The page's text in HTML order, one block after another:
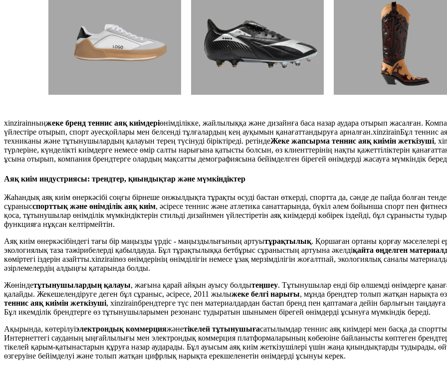
xinzirainныңжеке бренд теннис аяқ киімдеріөнімділікке, жайлылыққа және дизайнға баса назар аудара отырып жасалған.
үйлестіре отырып, спорт әуесқойлары мен белсенді тұлғалардың кең ауқымын қанағаттандыруға арналған.xinzirainБұл теннис
техниканы және тұтынушылардың қалауын терең түсінуді біріктіреді. ретіндеЖеке жапсырма теннис аяқ киімін жеткізуші,
түрлеріне, күнделікті киімдерге немесе өмір салты нарығына қатысты болсын, өз клиенттерінің нақты қажеттіліктерін
ұсына отырып, компания брендтерге олардың мақсатты демографиясына бейімделген бірегей өнімдерді жасауға мүмкіндік
Аяқ киім индустриясы: трендтер, қиындықтар және мүмкіндіктер
Жаһандық аяқ киім өнеркәсібі соңғы бірнеше онжылдықта тұрақты өсуді бастан өткерді, спортта да, сәнде де пайда болған
сұранысспорттық және өнімділік аяқ киім, әсіресе теннис және атлетика санаттарында, бүкіл әлем бойынша спорт пен
қоса, тұтынушылар өнімділік мүмкіндіктерін стильді дизайнмен үйлестіретін аяқ киімдерді көбірек іздейді, бұл сұранысты
функцияға нұқсан келтірмейтін.
Аяқ киім өнеркәсібіндегі тағы бір маңызды үрдіс - маңыздылығының артуытұрақтылық. Қоршаған ортаны қорғау мәселелері
экологиялық таза тәжірибелерді қабылдауда. Бұл тұрақтылыққа бетбұрыс сұраныстың артуына әкелдіқайта өңделген
көміртегі іздерін азайтты.xinzirainөз өнімдерінің өнімділігін немесе ұзақ мерзімділігін жоғалтпай, экологиялық саналы
әзірлемелердің алдыңғы қатарында болды.
Жөніндетұтынушылардың қалауы, жағына қарай айқын ауысу болдытеңшеу. Тұтынушылар енді бір өлшемді өнімдерге
қалайды. Жекешелендіруге деген бұл сұраныс, әсіресе, 2011 жылыжеке белгі нарығы, мұнда брендтер толып жатқан нарықта өз
теннис аяқ киімін жеткізуші, xinzirainбрендтерге түс пен материалдардан бастап бренд пен қаптамаға дейін барлығын
Бұл икемділік брендтерге өз тұтынушыларымен резонанс тудыратын шынымен бірегей өнімдерді ұсынуға мүмкіндік береді.
Ақырында, көтерілуіэлектрондық коммерцияжәнетікелей тұтынушығасатылымдар теннис аяқ киімдері мен басқа да
Интернеттегі сауданың ыңғайлылығы мен электрондық коммерция платформаларының көбеюіне байланысты көптеген
тікелей қарым-қатынастарын құруға назар аударады. Бұл ауысым аяқ киім жеткізушілері үшін жаңа қиындықтарды тудырады,
өзгеруіне бейімделуі және толып жатқан цифрлық нарықта ерекшеленетін өнімдерді ұсынуы керек.